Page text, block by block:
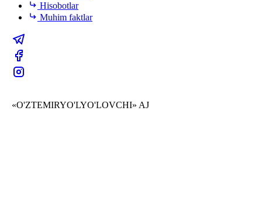
Hisobotlar
Muhim faktlar
«O'ZTEMIRYO'LYO'LOVCHI» AJ